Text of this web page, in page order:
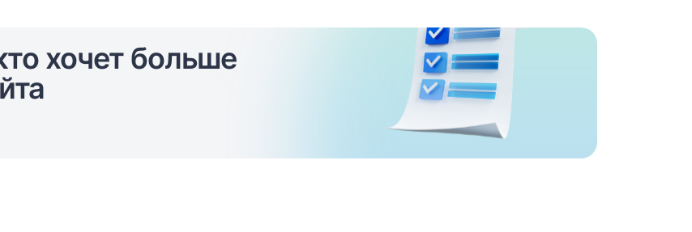
хочет больше